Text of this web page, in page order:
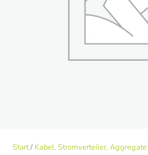
Start/ Kabel, Stromverteiler, Aggregate